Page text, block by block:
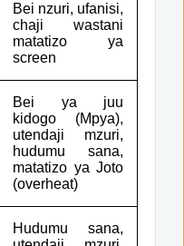
Bei nzuri, ufanisi,
chaji wastani
matatizo ya
screen
Bei ya juu
kidogo (Mpya),
utendaji mzuri,
hudumu sana,
matatizo ya Joto
(overheat)
Hudumu sana,